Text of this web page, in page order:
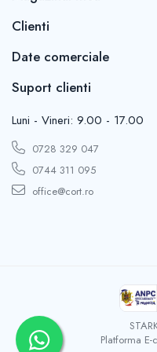
Greutate totala
Cea mai lunga cutie
Este deosebit de stabila si
zincate, la
zgarieturi.
Constructie
ajutorul
Conectorii
mari de sprijin, care pot fi
Talpa
de sprijin in
Elementele
Clienti
Date comerciale
Suport clienti
Luni - Vineri: 9.00 - 17.00
0728 329 047
0744 311 095
office@cort.ro
Platforma